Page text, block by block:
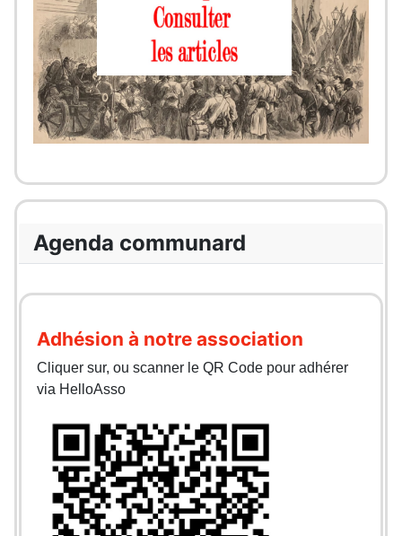
Agenda communard
Adhésion à notre association
Cliquer sur, ou scanner le QR Code pour adhérer
via HelloAsso